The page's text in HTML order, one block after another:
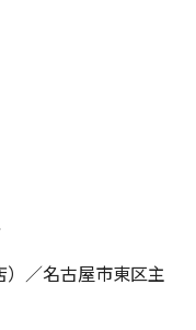
／名古屋市東区主